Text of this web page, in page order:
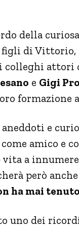
della
figli di Vittorio,
colleghi attori
e Gigi
formazione
e
amico e
vita a
però
ha mai
uno dei